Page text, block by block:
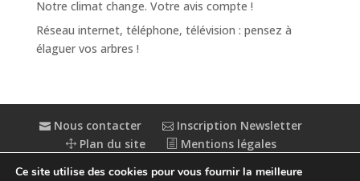
Notre climat change. Votre avis compte !
Réseau internet, téléphone, télévision : pensez à
élaguer vos arbres !
Nous contacter
Inscription Newsletter
Plan du site
Mentions légales
Ce site utilise des cookies pour vous fournir la meilleure